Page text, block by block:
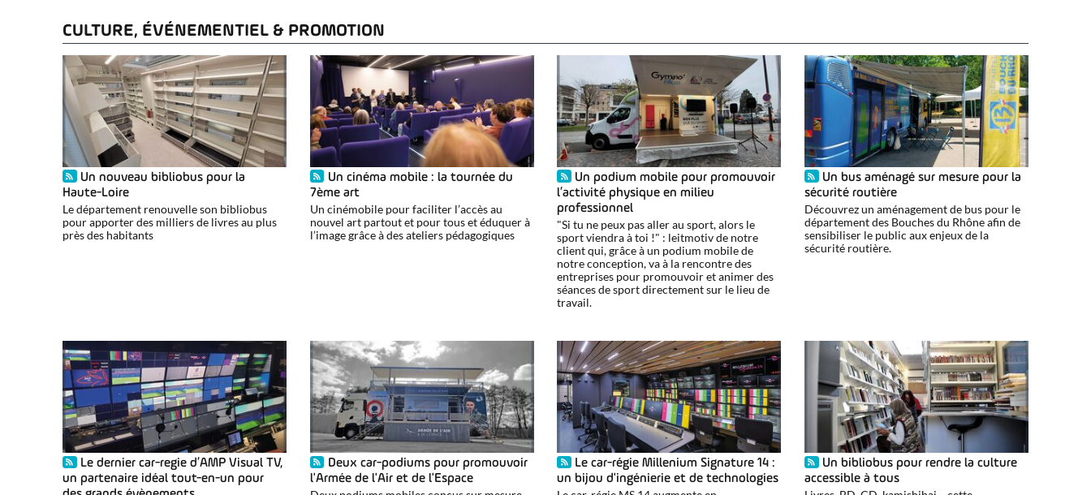
CULTURE, ÉVÉNEMENTIEL & PROMOTION
Un nouveau bibliobus pour la
Haute-Loire
Le département renouvelle son bibliobus
pour apporter des milliers de livres au plus
près des habitants
Un cinéma mobile : la tournée du
7ème art
Un cinémobile pour faciliter l’accès au
nouvel art partout et pour tous et éduquer à
l’image grâce à des ateliers pédagogiques
Un podium mobile pour promouvoir
l’activité physique en milieu
professionnel
"Si tu ne peux pas aller au sport, alors le
sport viendra à toi !" : leitmotiv de notre
client qui, grâce à un podium mobile de
notre conception, va à la rencontre des
entreprises pour promouvoir et animer des
séances de sport directement sur le lieu de
travail.
Un bus aménagé sur mesure pour la
sécurité routière
Découvrez un aménagement de bus pour le
département des Bouches du Rhône afin de
sensibiliser le public aux enjeux de la
sécurité routière.
Le dernier car-regie d’AMP Visual TV,
un partenaire idéal tout-en-un pour
Deux car-podiums pour promouvoir
l'Armée de l'Air et de l'Espace
Le car-régie Millenium Signature 14 :
un bijou d'ingénierie et de technologies
Un bibliobus pour rendre la culture
accessible à tous